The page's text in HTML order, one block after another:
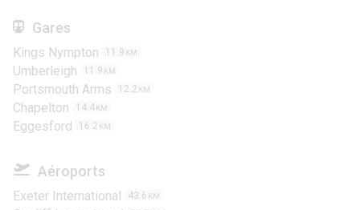
Gares
Kings Nympton 11.9 KM
Umberleigh 11.9 KM
Portsmouth Arms 12.2 KM
Chapelton 14.4 KM
Eggesford 16.2 KM
Aéroports
Exeter International 43.6 KM